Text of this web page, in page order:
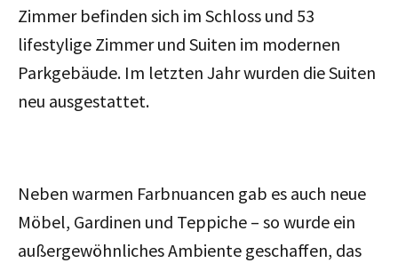
Zimmer befinden sich im Schloss und 53
lifestylige Zimmer und Suiten im modernen
Parkgebäude. Im letzten Jahr wurden die Suiten
neu ausgestattet.
Neben warmen Farbnuancen gab es auch neue
Möbel, Gardinen und Teppiche – so wurde ein
außergewöhnliches Ambiente geschaffen, das